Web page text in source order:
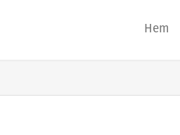
Hem